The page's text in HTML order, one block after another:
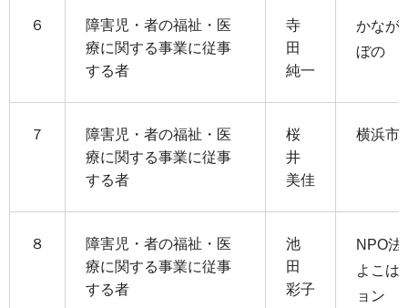
６
障害児・者の福祉・医
療に関する事業に従事
する者
寺
田
純一
かなが
ぼの
７
障害児・者の福祉・医
療に関する事業に従事
する者
桜
井
美佳
横浜市
８
障害児・者の福祉・医
療に関する事業に従事
する者
池
田
彩子
NPO
よこは
ョン